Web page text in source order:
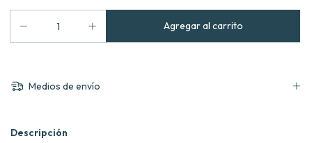
Medios de envío
Descripción